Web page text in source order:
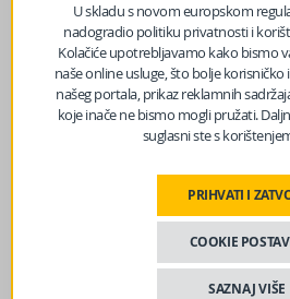
prethodni članak
Ivan Boban izabran za
SDP-a BiH
Dodik odbio gostovanje s
debatujem s čovjekom kojeg
pristat ću ako dođe Bakir
U skladu s novom europskom
nadogradio politiku privatnosti i
Kolačiće upotrebljavamo kako bismo
naše online usluge, što bolje
našeg portala, prikaz reklamnih
koje inače ne bismo mogli pružati.
suglasni ste s
PRIHVATI I
COOKIE
SAZNAJ VIŠE